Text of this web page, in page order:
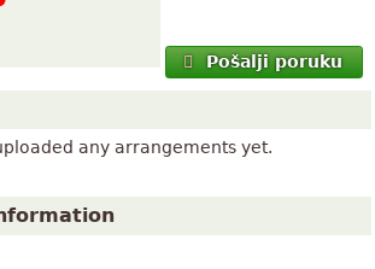
Pošalji poruku
any arrangements yet.